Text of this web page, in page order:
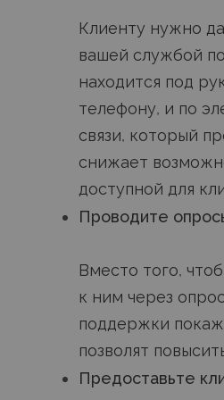
Клиенту нужно
вашей службой
находится под
телефону, и по
связи, который
снижает
доступной для
Проводите
Вместо того,
к ним через
поддержки
позволят
Предоставьте